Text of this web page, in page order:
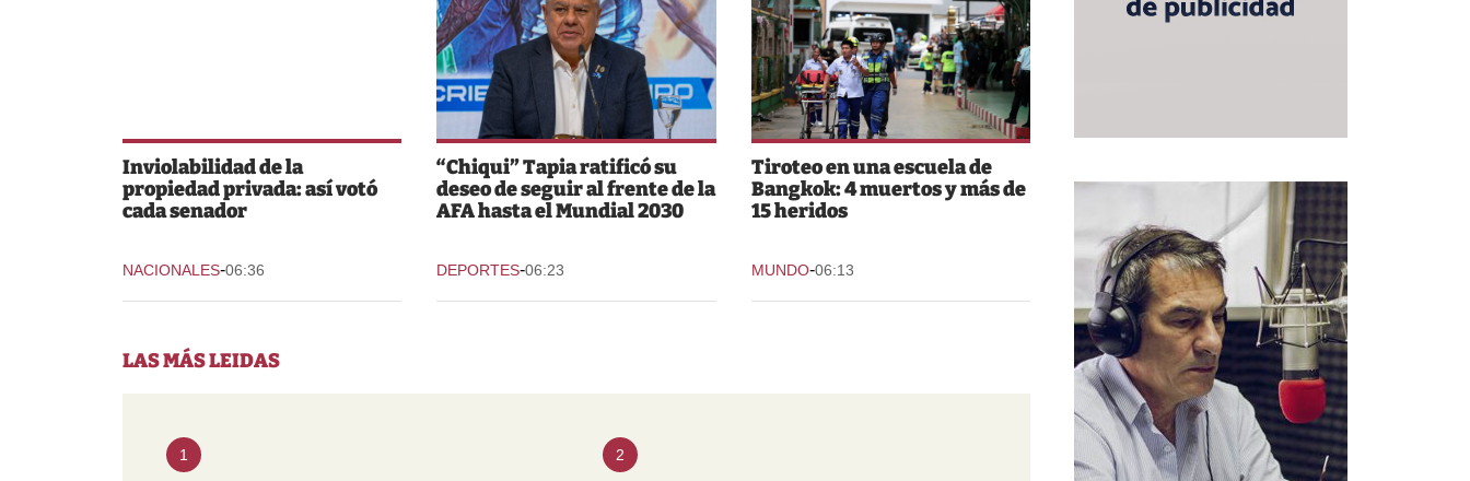
Inviolabilidad de la
propiedad privada: así votó
cada senador
NACIONALES-06:36
“Chiqui” Tapia ratificó su
deseo de seguir al frente de la
AFA hasta el Mundial 2030
DEPORTES-06:23
Tiroteo en una escuela de
Bangkok: 4 muertos y más de
15 heridos
MUNDO-06:13
LAS MÁS LEIDAS
1 2